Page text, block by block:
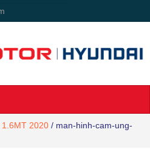
1.6MT 2020 / man-hinh-cam-ung-